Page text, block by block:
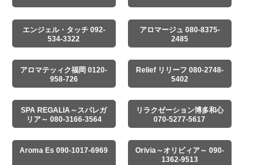
エンジェル・タッチ 092-
534-3322
アロマージュ 080-8375-
2485
アロマテッィク福岡 0120-
958-726
Relief リリーフ 080-2748-
5402
SPA REGALIA～スパレガ
リア～ 080-3166-3564
リラクゼーション博多和心
070-5277-5617
Aroma Es 090-1017-6969
Orivia～オリビィア～ 090-
1362-9513